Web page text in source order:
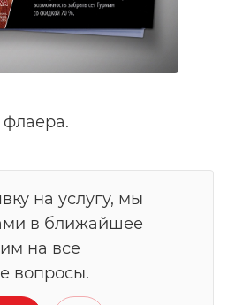
флаера.
на услугу, мы
в ближайшее
на все
вопросы.